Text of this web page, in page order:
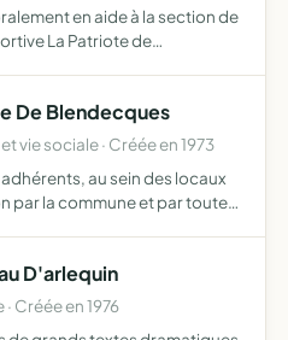
en aide à la section de
La Patriote de
De Blendecques
vie sociale · Créée en 1973
au sein des locaux
par la commune et par toutes
D'arlequin
Créée en 1976